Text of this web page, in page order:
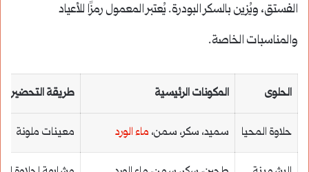
الفستق، ويُزين بالسكر البودرة. يُعتبر المعمول رمزًا للأعياد
والمناسبات الخاصة.
الحلوى المكونات الرئيسية طريقة التحضير
حلاوة المحيا سميد، سكر، سمن، ماء الورد معينات ملونة